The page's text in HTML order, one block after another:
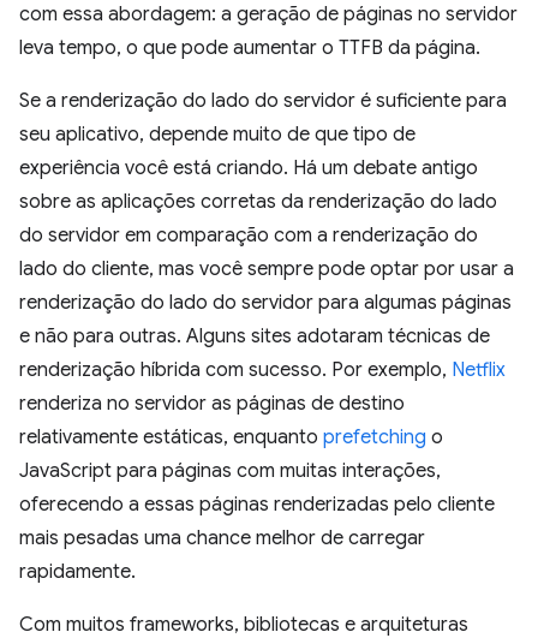
com essa abordagem: a geração de páginas no servidor
leva tempo, o que pode aumentar o TTFB da página.
Se a renderização do lado do servidor é suficiente para
seu aplicativo, depende muito de que tipo de
experiência você está criando. Há um debate antigo
sobre as aplicações corretas da renderização do lado
do servidor em comparação com a renderização do
lado do cliente, mas você sempre pode optar por usar a
renderização do lado do servidor para algumas páginas
e não para outras. Alguns sites adotaram técnicas de
renderização híbrida com sucesso. Por exemplo, Netflix
renderiza no servidor as páginas de destino
relativamente estáticas, enquanto prefetching o
JavaScript para páginas com muitas interações,
oferecendo a essas páginas renderizadas pelo cliente
mais pesadas uma chance melhor de carregar
rapidamente.
Com muitos frameworks, bibliotecas e arquiteturas